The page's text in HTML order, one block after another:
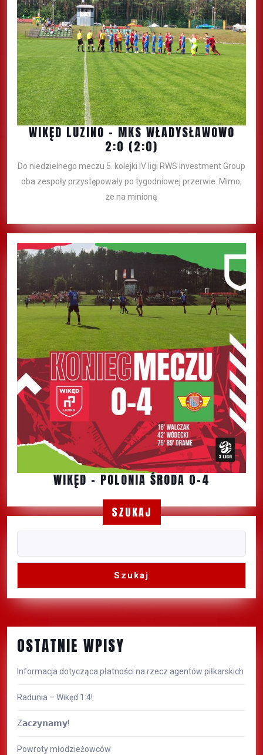
WIKĘD LUZINO – MKS WŁADYSŁAWOWO
2:0 (2:0)
Do niedzielnego meczu 5. kolejki IV ligi RWS Investment Group
oba zespoły przystępowały po tygodniowej przerwie. Mimo,
że na minioną
WIKĘD – POLONIA ŚRODA 0-4
SZUKAJ
Szukaj
OSTATNIE WPISY
Informacja dotycząca płatności na rzecz agentów piłkarskich
Radunia – Wikęd 1:4!
Z𝗮𝗰𝘇𝘆𝗻𝗮𝗺𝘆!
Powroty młodzieżowców